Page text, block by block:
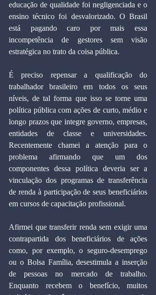
educação de qualidade foi negligenciada e o
ensino técnico foi desvalorizado. O Brasil
está pagando caro por mais essa
incompetência de gestores sem visão
estratégica no trato da coisa pública.
É preciso repensar a qualificação do
trabalhador brasileiro em todos os seus
níveis, de tal forma que isso se torne uma
política pública com ações de curto, médio e
longo prazos que integre governo, empresas,
entidades de classe e universidades.
Recentemente chamei a atenção para o
problema afirmando que um dos
componentes dessa política deveria ser a
vinculação dos programas de transferência
de renda à participação de seus beneficiários
em cursos de capacitação profissional.
Afirmei que transferir renda sem exigir uma
contrapartida dos beneficiários de ações
como, por exemplo, o seguro-desemprego
ou o Bolsa Família, desestimula a inserção
de pessoas no mercado de trabalho.
Enquanto recebem o benefício, muitos